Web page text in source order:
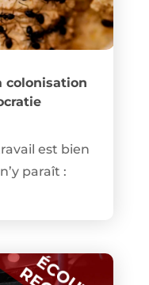
colonisation
est bien
paraît :